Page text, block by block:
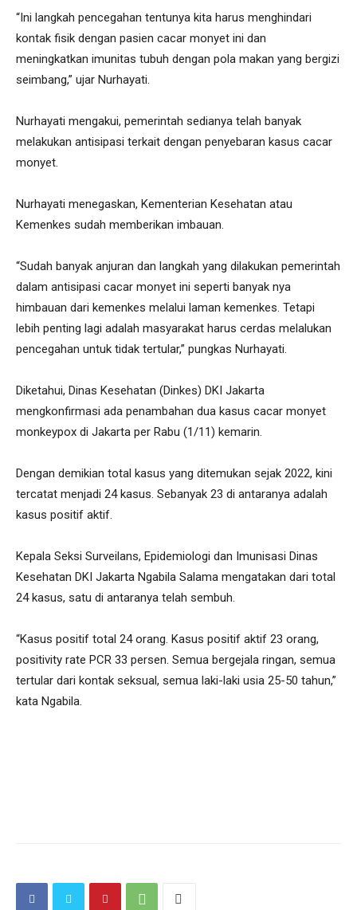
“Ini langkah pencegahan tentunya kita harus menghindari
kontak fisik dengan pasien cacar monyet ini dan
meningkatkan imunitas tubuh dengan pola makan yang bergizi
seimbang,” ujar Nurhayati.
Nurhayati mengakui, pemerintah sedianya telah banyak
melakukan antisipasi terkait dengan penyebaran kasus cacar
monyet.
Nurhayati menegaskan, Kementerian Kesehatan atau
Kemenkes sudah memberikan imbauan.
“Sudah banyak anjuran dan langkah yang dilakukan pemerintah
dalam antisipasi cacar monyet ini seperti banyak nya
himbauan dari kemenkes melalui laman kemenkes. Tetapi
lebih penting lagi adalah masyarakat harus cerdas melalukan
pencegahan untuk tidak tertular,” pungkas Nurhayati.
Diketahui, Dinas Kesehatan (Dinkes) DKI Jakarta
mengkonfirmasi ada penambahan dua kasus cacar monyet
monkeypox di Jakarta per Rabu (1/11) kemarin.
Dengan demikian total kasus yang ditemukan sejak 2022, kini
tercatat menjadi 24 kasus. Sebanyak 23 di antaranya adalah
kasus positif aktif.
Kepala Seksi Surveilans, Epidemiologi dan Imunisasi Dinas
Kesehatan DKI Jakarta Ngabila Salama mengatakan dari total
24 kasus, satu di antaranya telah sembuh.
“Kasus positif total 24 orang. Kasus positif aktif 23 orang,
positivity rate PCR 33 persen. Semua bergejala ringan, semua
tertular dari kontak seksual, semua laki-laki usia 25-50 tahun,”
kata Ngabila.